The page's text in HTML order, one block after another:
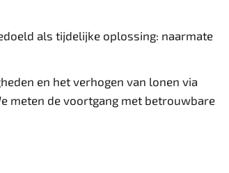
als tijdelijke oplossing: naarmate
en het verhogen van lonen via
meten de voortgang met betrouwbare